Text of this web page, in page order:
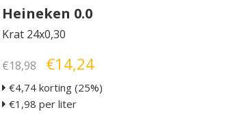
Heineken 0.0
Krat 24x0,30
€18,98 €14,24
€4,74 korting (25%)
€1,98 per liter